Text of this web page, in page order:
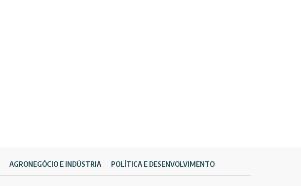
AGRONEGÓCIO E INDÚSTRIA POLÍTICA E DESENVOLVIMENTO